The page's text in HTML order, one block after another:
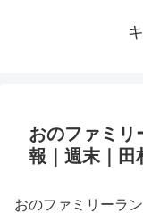
おのファミリ
報｜週末｜田
おのファミリーラ